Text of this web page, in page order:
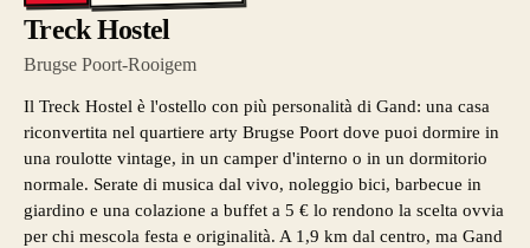
Treck Hostel
Brugse Poort-Rooigem
Il Treck Hostel è l'ostello con più personalità di Gand: una casa
riconvertita nel quartiere arty Brugse Poort dove puoi dormire in
una roulotte vintage, in un camper d'interno o in un dormitorio
normale. Serate di musica dal vivo, noleggio bici, barbecue in
giardino e una colazione a buffet a 5 € lo rendono la scelta ovvia
per chi mescola festa e originalità. A 1,9 km dal centro, ma Gand